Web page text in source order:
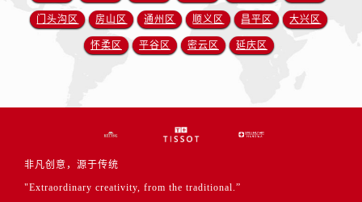
门头沟区 房山区 通州区 顺义区 昌平区 大兴区
怀柔区 平谷区 密云区 延庆区
非凡创意，源于传统
"Extraordinary creativity, from the traditional.”